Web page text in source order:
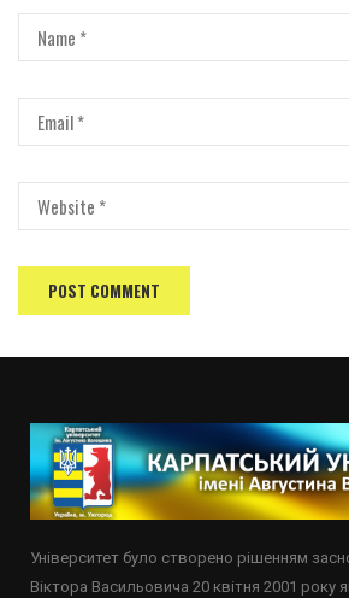
Університет було створено рішенням
Віктора Васильовича 20 квітня 2001 року